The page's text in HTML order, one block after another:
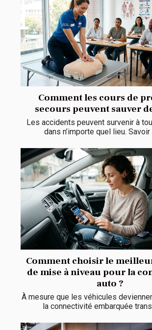
Comment les cours de
secours peuvent sauver
Les accidents peuvent survenir à
dans n’importe quel lieu. Savoir
Comment choisir le
de mise à niveau pour la
auto ?
À mesure que les véhicules
la connectivité embarquée